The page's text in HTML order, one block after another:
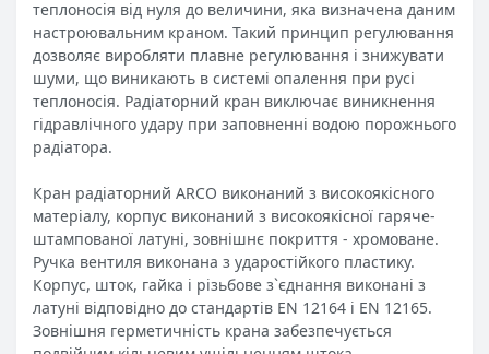
теплоносія від нуля до величини, яка визначена даним
настроювальним краном. Такий принцип регулювання
дозволяє виробляти плавне регулювання і знижувати
шуми, що виникають в системі опалення при русі
теплоносія. Радіаторний кран виключає виникнення
гідравлічного удару при заповненні водою порожнього
радіатора.
Кран радіаторний ARCO виконаний з високоякісного
матеріалу, корпус виконаний з високоякісної гаряче-
штампованої латуні, зовнішнє покриття - хромоване.
Ручка вентиля виконана з ударостійкого пластику.
Корпус, шток, гайка і різьбове з`єднання виконані з
латуні відповідно до стандартів EN 12164 і EN 12165.
Зовнішня герметичність крана забезпечується